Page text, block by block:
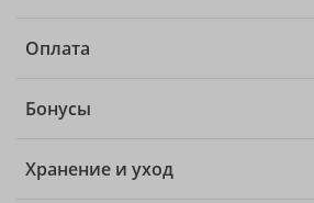
Оплата
Бонусы
Хранение и уход